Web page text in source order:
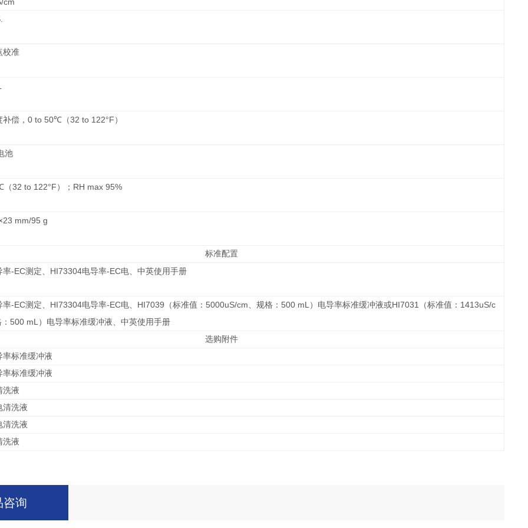
校准
偿， 0 to 50℃（32 to 122°F ）
池
（32 to 122°F ）； RH max 95%
mm/95 g
标准配置
率-EC测定、 HI73304电导率-EC电、中英使用手册
率-EC测定、 HI73304电导率-EC电、 HI7039 （标准值： 5000uS/cm、规格： 500 mL ）电导率标准缓冲液或HI7031 （标准值： 1413uS/c
500 mL ）电导率标准缓冲液、中英使用手册
选购附件
率标准缓冲液
率标准缓冲液
洗液
清洗液
清洗液
洗液
咨询